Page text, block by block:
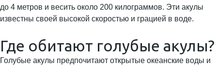
до 4 метров и весить около 200 килограммов. Эти акулы
известны своей высокой скоростью и грацией в воде.
Где обитают голубые акулы?
Голубые акулы предпочитают открытые океанские воды и